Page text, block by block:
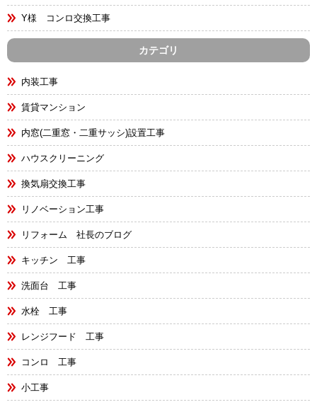
Y様 コンロ交換工事
カテゴリ
内装工事
賃貸マンション
内窓(二重窓・二重サッシ)設置工事
ハウスクリーニング
換気扇交換工事
リノベーション工事
リフォーム 社長のブログ
キッチン 工事
洗面台 工事
水栓 工事
レンジフード 工事
コンロ 工事
小工事